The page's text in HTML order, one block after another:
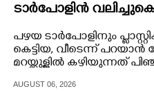
ടാർപോളിൻ
കഴിയുന്നത് 16 പേർ
പഴയ ടാർപോളിനും
കെട്ടിയ, വീടെന്ന്
മറയ്ക്കുള്ളിൽ കഴിയുന്നത്
AUGUST 06, 2026